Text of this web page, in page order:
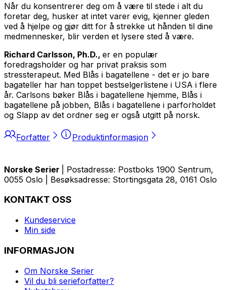
Når du konsentrerer deg om å være til stede i alt du
foretar deg, husker at intet varer evig, kjenner gleden
ved å hjelpe og gjør ditt for å strekke ut hånden til dine
medmennesker, blir verden et lysere sted å være.
Richard Carlsson, Ph.D., er en populær
foredragsholder og har privat praksis som
stressterapeut. Med Blås i bagatellene - det er jo bare
bagateller har han toppet bestselgerlistene i USA i flere
år. Carlsons bøker Blås i bagatellene hjemme, Blås i
bagatellene på jobben, Blås i bagatellene i parforholdet
og Slapp av det ordner seg er også utgitt på norsk.
Forfatter Produktinformasjon
Norske Serier
| Postadresse: Postboks 1900 Sentrum,
0055 Oslo | Besøksadresse: Stortingsgata 28, 0161 Oslo
KONTAKT OSS
Kundeservice
Min side
INFORMASJON
Om Norske Serier
Vil du bli serieforfatter?